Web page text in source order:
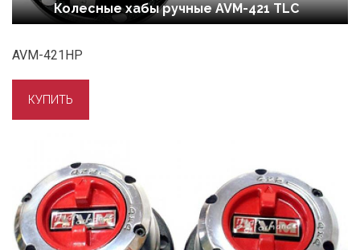
Колесные хабы ручные AVM-421 TLC
AVM-421HP